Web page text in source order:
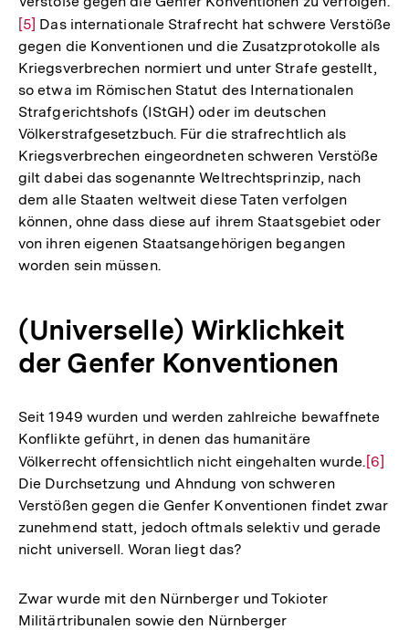
[5] Das internationale Strafrecht hat schwere Verstöße
gegen die Konventionen und die Zusatzprotokolle als
Kriegsverbrechen normiert und unter Strafe gestellt,
so etwa im Römischen Statut des Internationalen
Strafgerichtshofs (IStGH) oder im deutschen
Völkerstrafgesetzbuch. Für die strafrechtlich als
Kriegsverbrechen eingeordneten schweren Verstöße
gilt dabei das sogenannte Weltrechtsprinzip, nach
dem alle Staaten weltweit diese Taten verfolgen
können, ohne dass diese auf ihrem Staatsgebiet oder
von ihren eigenen Staatsangehörigen begangen
worden sein müssen.
(Universelle) Wirklichkeit
der Genfer Konventionen
Seit 1949 wurden und werden zahlreiche bewaffnete
Konflikte geführt, in denen das humanitäre
Völkerrecht offensichtlich nicht eingehalten wurde. Zur
der
[6]
Die Durchsetzung und Ahndung von schweren
Verstößen gegen die Genfer Konventionen findet zwar
zunehmend statt, jedoch oftmals selektiv und gerade
nicht universell. Woran liegt das?
Zwar wurde mit den Nürnberger und Tokioter
Militärtribunalen sowie den Nürnberger